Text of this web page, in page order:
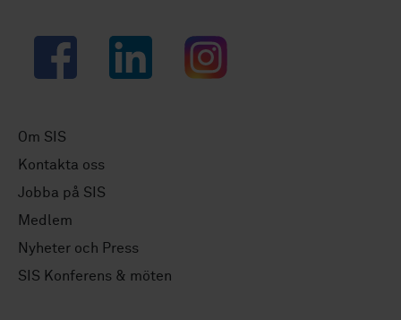
Facebook LinkedIn Instagram
Om SIS
Kontakta oss
Jobba på SIS
Medlem
Nyheter och Press
SIS Konferens & möten